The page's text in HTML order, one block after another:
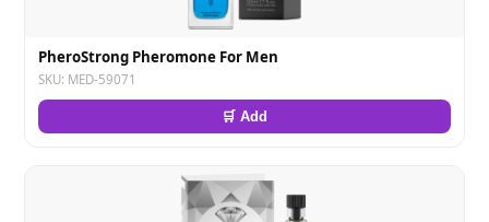
PheroStrong Pheromone For Men
SKU: MED-59071
🛒 Add